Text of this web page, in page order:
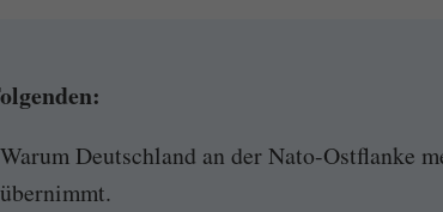
Warum Deutschland an der Nato-Ostflanke
übernimmt.